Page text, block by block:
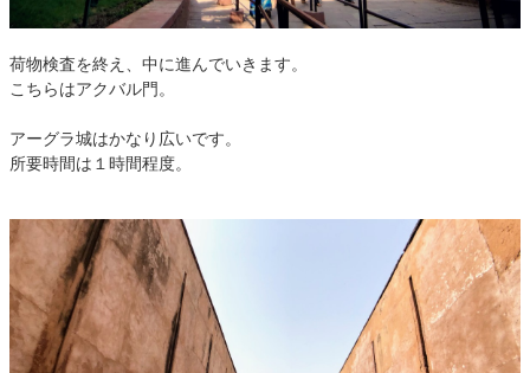
荷物検査を終え、中に進んでいきます。
こちらはアクバル門。
アーグラ城はかなり広いです。
所要時間は１時間程度。